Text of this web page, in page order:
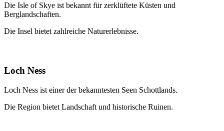
Die Isle of Skye ist bekannt für zerklüftete Küsten und
Berglandschaften.
Die Insel bietet zahlreiche Naturerlebnisse.
Loch Ness
Loch Ness ist einer der bekanntesten Seen Schottlands.
Die Region bietet Landschaft und historische Ruinen.